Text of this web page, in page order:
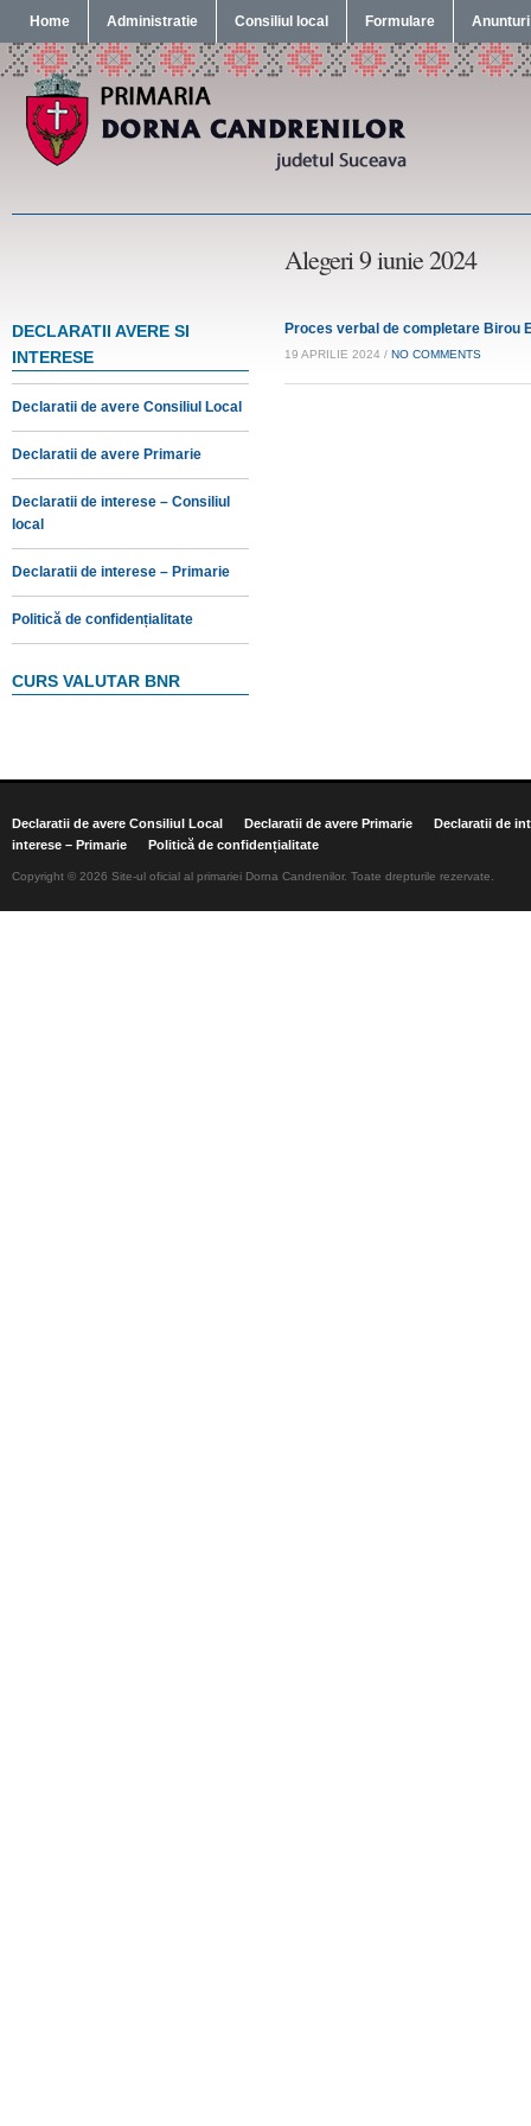
Home Administratie Consiliul local Formulare Anunturi
Alegeri 9 iunie 2024
DECLARATII AVERE SI
INTERESE
Declaratii de avere Consiliul Local
Declaratii de avere Primarie
Declaratii de interese – Consiliul
local
Declaratii de interese – Primarie
Politică de confidențialitate
CURS VALUTAR BNR
Proces verbal de completare Birou
19 APRILIE 2024 / NO COMMENTS
Declaratii de avere Consiliul Local Declaratii de avere Primarie
Declaratii de
interese – Primarie
Politică de confidențialitate
Copyright © 2026 Site-ul oficial al primariei Dorna Candrenilor. Toate drepturile rezervate.